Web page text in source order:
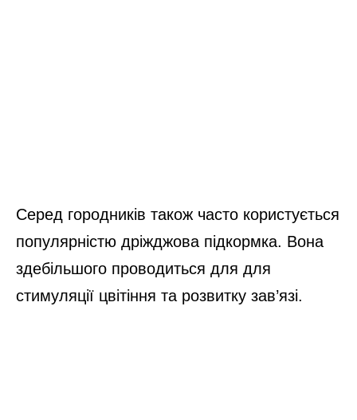
Серед городників також часто користується
популярністю дріжджова підкормка. Вона
здебільшого проводиться для для
стимуляції цвітіння та розвитку зав’язі.